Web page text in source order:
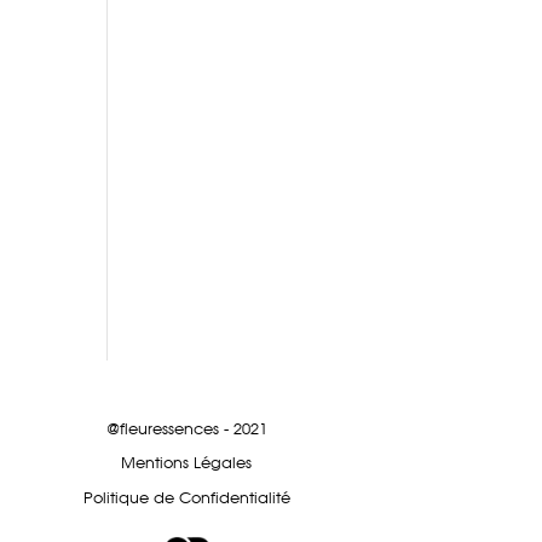
@fleuressences - 2021
Mentions Légales
Politique de Confidentialité